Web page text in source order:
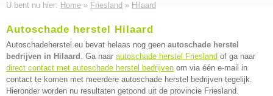
U bent nu hier: Home » Friesland » Hilaard
Autoschade herstel Hilaard
Autoschadeherstel.eu bevat helaas nog geen autoschade herstel
bedrijven in Hilaard . Ga naar autoschade herstel Friesland of ga naar
direct contact met autoschade herstel bedrijven om via één e-mail in
contact te komen met meerdere autoschade herstel bedrijven tegelijk.
Hieronder worden nu resultaten getoond uit de provincie Friesland.